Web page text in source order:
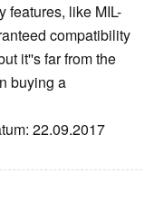
features, like MIL-
compatibility
it''s far from the
buying a
22.09.2017